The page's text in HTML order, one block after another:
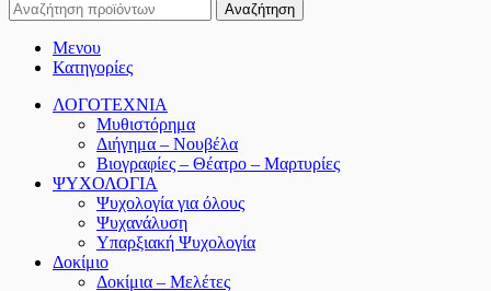
Αναζήτηση
Μενου
Κατηγορίες
ΛΟΓΟΤΕΧΝΙΑ
Μυθιστόρημα
Διήγημα – Νουβέλα
Βιογραφίες – Θέατρο – Μαρτυρίες
ΨΥΧΟΛΟΓΙΑ
Ψυχολογία για όλους
Ψυχανάλυση
Υπαρξιακή Ψυχολογία
Δοκίμιο
Δοκίμια – Μελέτες